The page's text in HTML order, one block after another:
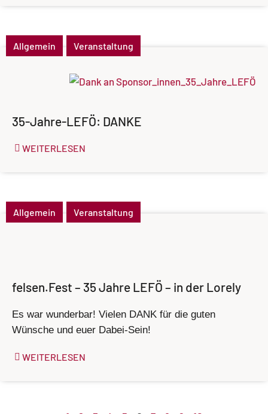
Allgemein Veranstaltung
35-Jahre-LEFÖ: DANKE
WEITERLESEN
Allgemein Veranstaltung
felsen.Fest – 35 Jahre LEFÖ – in der Lorely
Es war wunderbar! Vielen DANK für die guten
Wünsche und euer Dabei-Sein!
WEITERLESEN